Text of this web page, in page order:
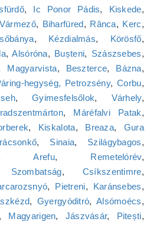
, Ic Ponor Pádis, Kiskede,
Vármező, Biharfüred, Rânca, Kerc,
, Kézdialmás, Körösfő,
,Alsóróna, Bușteni, Szászsebes,
Magyarvista, Beszterce, Bázna,
hegység, Petrozsény,Corbu,
,Gyimesfelsőlok, Várhely,
, Máréfalvi Patak,
, Kiskalota, Breaza, Gura
, Sinaia, Szilágybagos,
Arefu, Remetelórév,
Szombatság, Csíkszentimre,
, Pietreni, Karánsebes,
, Gyergyóditró, Alsómoécs,
, Magyarigen, Jászvásár, Pitești,